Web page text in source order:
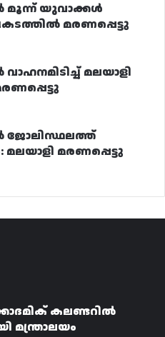
മൂന്ന് യുവാക്കൾ
മരണപ്പെട്ടു
മലയാളി
ജോലിസ്ഥലത്ത്
മരണപ്പെട്ടു
കലണ്ടറിൽ
മന്ത്രാലയം